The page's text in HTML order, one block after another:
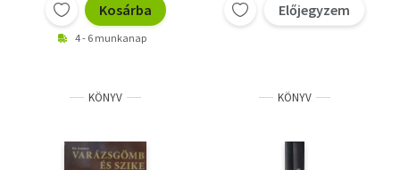
Kosárba
4 - 6 munkanap
Előjegyzem
KÖNYV KÖNYV